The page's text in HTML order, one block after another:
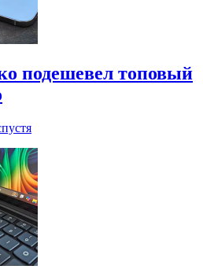
подешевел топовый